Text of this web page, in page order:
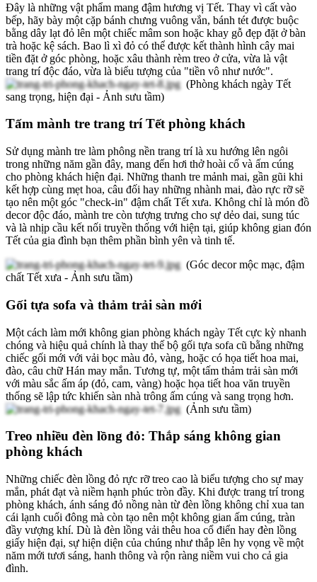
Đây là những vật phẩm mang đậm hương vị Tết. Thay vì cất vào
bếp, hãy bày một cặp bánh chưng vuông vắn, bánh tét được buộc
bằng dây lạt đỏ lên một chiếc mâm son hoặc khay gỗ đẹp đặt ở bàn
trà hoặc kệ sách. Bao lì xì đỏ có thể được kết thành hình cây mai
tiền đặt ở góc phòng, hoặc xâu thành rèm treo ở cửa, vừa là vật
trang trí độc đáo, vừa là biểu tượng của "tiền vô như nước".
(Phòng khách ngày Tết
sang trọng, hiện đại - Ảnh sưu tầm)
Tấm mành tre trang trí Tết phòng khách
Sử dụng mành tre làm phông nền trang trí là xu hướng lên ngôi
trong những năm gần đây, mang đến hơi thở hoài cổ và ấm cúng
cho phòng khách hiện đại. Những thanh tre mảnh mai, gần gũi khi
kết hợp cùng mẹt hoa, câu đối hay những nhành mai, đào rực rỡ sẽ
tạo nên một góc "check-in" đậm chất Tết xưa. Không chỉ là món đồ
decor độc đáo, mành tre còn tượng trưng cho sự dẻo dai, sung túc
và là nhịp cầu kết nối truyền thống với hiện tại, giúp không gian đón
Tết của gia đình bạn thêm phần bình yên và tinh tế.
(Góc decor mộc mạc, đậm
chất Tết xưa - Ảnh sưu tầm)
Gối tựa sofa và thảm trải sàn mới
Một cách làm mới không gian phòng khách ngày Tết cực kỳ nhanh
chóng và hiệu quả chính là thay thế bộ gối tựa sofa cũ bằng những
chiếc gối mới với vải bọc màu đỏ, vàng, hoặc có họa tiết hoa mai,
đào, câu chữ Hán may mắn. Tương tự, một tấm thảm trải sàn mới
với màu sắc ấm áp (đỏ, cam, vàng) hoặc họa tiết hoa văn truyền
thống sẽ lập tức khiến sàn nhà trông ấm cúng và sang trọng hơn.
(Ảnh sưu tầm)
Treo nhiều đèn lồng đỏ: Thắp sáng không gian
phòng khách
Những chiếc đèn lồng đỏ rực rỡ treo cao là biểu tượng cho sự may
mắn, phát đạt và niềm hạnh phúc tròn đầy. Khi được trang trí trong
phòng khách, ánh sáng đỏ nồng nàn từ đèn lồng không chỉ xua tan
cái lạnh cuối đông mà còn tạo nên một không gian ấm cúng, tràn
đầy vượng khí. Dù là đèn lồng vải thêu hoa cổ điển hay đèn lồng
giấy hiện đại, sự hiện diện của chúng như thắp lên hy vọng về một
năm mới tươi sáng, hanh thông và rộn ràng niềm vui cho cả gia
đình.